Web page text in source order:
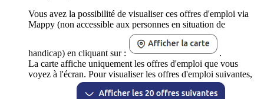
Vous avez la possibilité de visualiser ces offres d'emploi via
Mappy (non accessible aux personnes en situation de
handicap) en cliquant sur :
.
La carte affiche uniquement les offres d'emploi que vous
voyez à l'écran. Pour visualiser les offres d'emploi suivantes,